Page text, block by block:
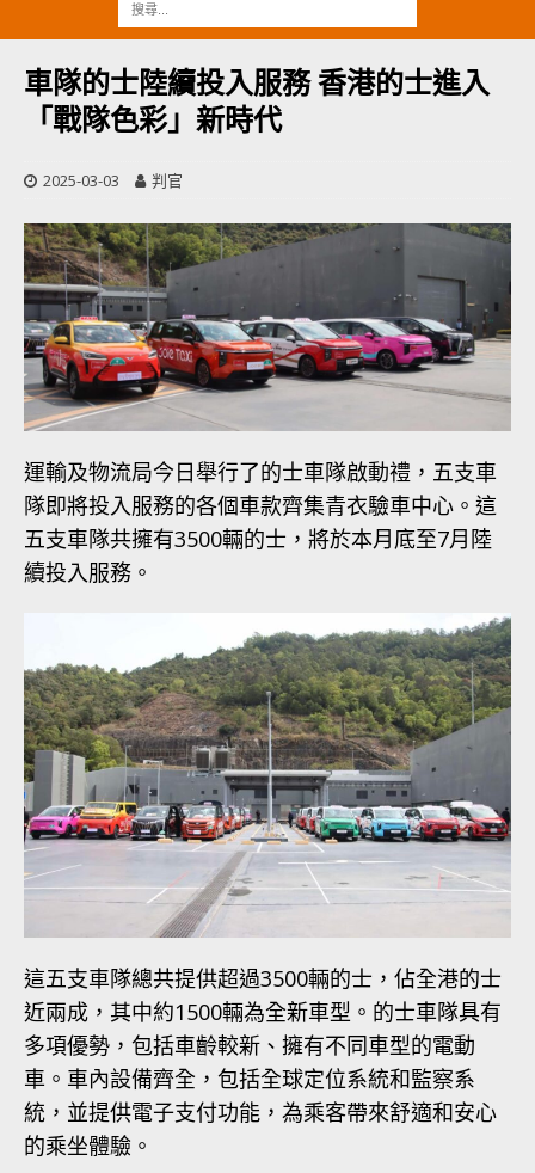
車隊的士陸續投入服務 香港的士進入
「戰隊色彩」新時代
2025-03-03 判官
運輸及物流局今日舉行了的士車隊啟動禮，五支車
隊即將投入服務的各個車款齊集青衣驗車中心。這
五支車隊共擁有3500輛的士，將於本月底至7月陸
續投入服務。
這五支車隊總共提供超過3500輛的士，佔全港的士
近兩成，其中約1500輛為全新車型。的士車隊具有
多項優勢，包括車齡較新、擁有不同車型的電動
車。車內設備齊全，包括全球定位系統和監察系
統，並提供電子支付功能，為乘客帶來舒適和安心
的乘坐體驗。